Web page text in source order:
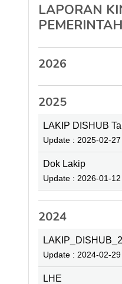
LAPORAN
2026
2025
LAKIP DISHUB
Update : 2025-02-27
Dok Lakip
Update : 2026-01-12
2024
Update : 2024-02-29
LHE